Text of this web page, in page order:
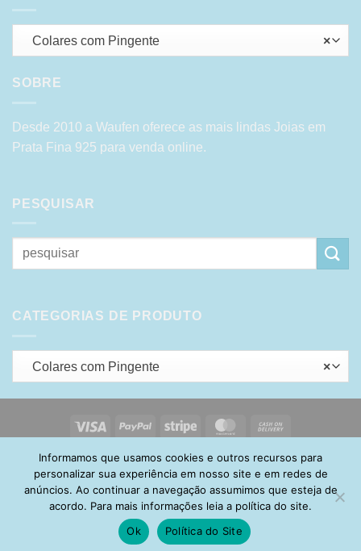
×
Colares com Pingente
SOBRE
Desde 2010 a Waufen oferece as mais lindas Joias em
Prata Fina 925 para venda online.
PESQUISAR
Pesquisar
por:
CATEGORIAS DE PRODUTO
×
Colares com Pingente
Visa PayPal Stripe MasterCard
Delivery
HOME SOBRE POLÍTICA DE PRIVACIDADE
ENTREGA
TROCA E DEVOLUÇÃO
GARANTIA FAQ
CARRINHO
MINHA CONTA
CONTATO
Informamos que usamos cookies e outros recursos para
personalizar sua experiência em nosso site e em redes de
anúncios. Ao continuar a navegação assumimos que esteja de
acordo. Para mais informações leia a política do site.
Ok
Política do Site